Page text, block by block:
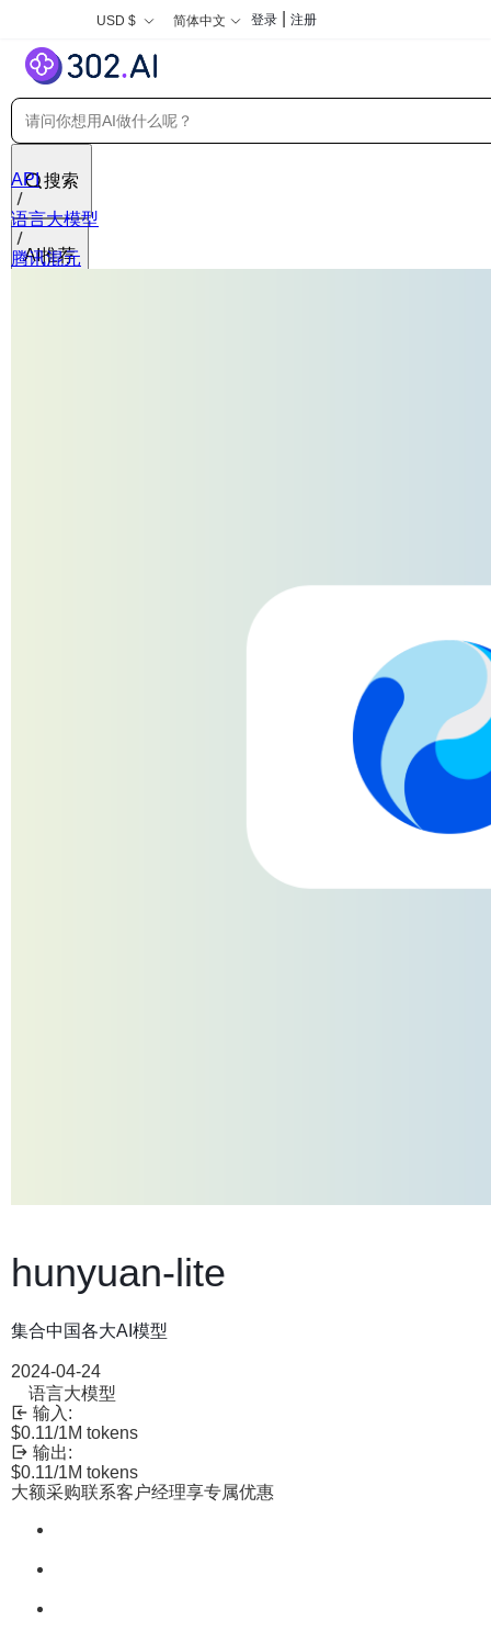
USD $ 简体中文 登录 注册
搜索
AI推荐
API
语言大模型
腾讯混元
hunyuan-lite
集合中国各大AI模型
2024-04-24
语言大模型
输入:
$0.11/1M tokens
输出:
$0.11/1M tokens
大额采购联系客户经理享专属优惠